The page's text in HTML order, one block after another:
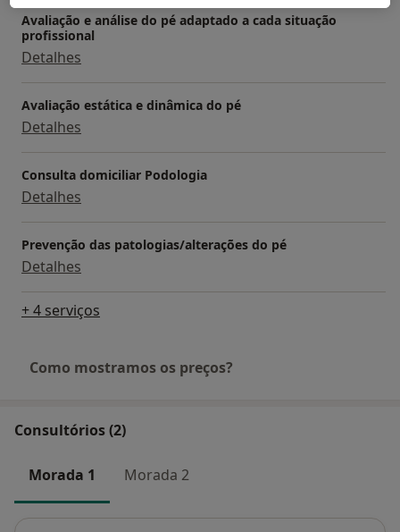
Avaliação e análise do pé adaptado a cada situação
profissional
Detalhes
Avaliação estática e dinâmica do pé
Detalhes
Consulta domiciliar Podologia
Detalhes
Prevenção das patologias/alterações do pé
Detalhes
+ 4 serviços
Como mostramos os preços?
Consultórios (2)
Morada 1 Morada 2